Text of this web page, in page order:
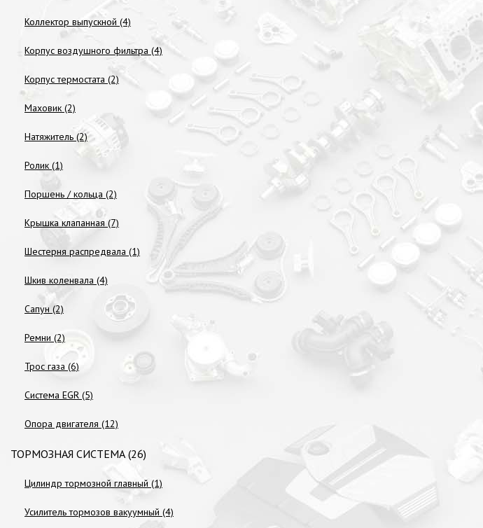
Коллектор выпускной (4)
Корпус воздушного фильтра (4)
Корпус термостата (2)
Маховик (2)
Натяжитель (2)
Ролик (1)
Поршень / кольца (2)
Крышка клапанная (7)
Шестерня распредвала (1)
Шкив коленвала (4)
Сапун (2)
Ремни (2)
Трос газа (6)
Система EGR (5)
Опора двигателя (12)
ТОРМОЗНАЯ СИСТЕМА (26)
Цилиндр тормозной главный (1)
Усилитель тормозов вакуумный (4)